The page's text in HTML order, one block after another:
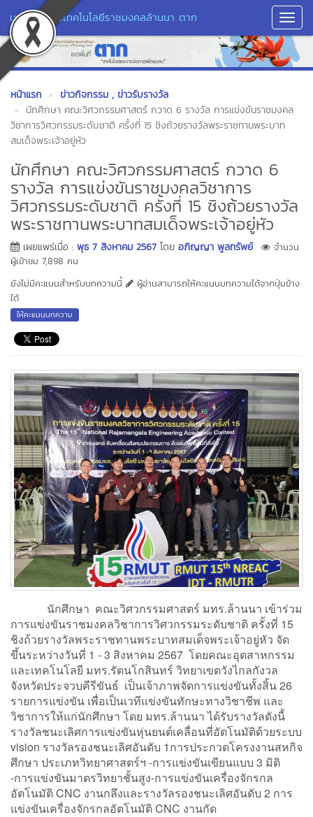
มหาวิทยาลัยเทคโนโลยีราชมงคลล้านนา ตาก
หน้าแรก ข่าวกิจกรรม , ข่าวรับรางวัล
นักศึกษา คณะวิศวกรรมศาสตร์ กวาด 6 รางวัล การแข่งขันราชมงคล
วิชาการวิศวกรรมระดับชาติ ครั้งที่ 15 ชิงถ้วยรางวัลพระราชทานพระบาท
สมเด็จพระเจ้าอยู่หัว
นักศึกษา คณะวิศวกรรมศาสตร์ กวาด 6
รางวัล การแข่งขันราชมงคลวิชาการ
วิศวกรรมระดับชาติ ครั้งที่ 15 ชิงถ้วยรางวัล
พระราชทานพระบาทสมเด็จพระเจ้าอยู่หัว
เผยแพร่เมื่อ : พุธ 7 สิงหาคม 2567 โดย อภิญญา พูลทรัพย์
จำนวน
ผู้เข้าชม 7,898 คน
ยังไม่มีคะแนนสำหรับบทความนี้
ผู้อ่านสามารถให้คะแนนบทความได้จากปุ่มข้าง
ใต้
ให้คะแนนบทความ
นักศึกษา คณะวิศวกรรมศาสตร์ มทร.ล้านนา เข้าร่วม
การแข่งขันราชมงคลวิชาการวิศวกรรมระดับชาติ ครั้งที่ 15
ชิงถ้วยรางวัลพระราชทานพระบาทสมเด็จพระเจ้าอยู่หัว จัด
ขึ้นระหว่างวันที่ 1 - 3 สิงหาคม 2567 โดยคณะอุตสาหกรรม
และเทคโนโลยี มทร.รัตนโกสินทร์ วิทยาเขตวังไกลกังวล
จังหวัดประจวบคีรีขันธ์ เป็นเจ้าภาพจัดการแข่งขันทั้งสิ้น 26
รายการแข่งขัน เพื่อเป็นเวทีแข่งขันทักษะทางวิชาชีพ และ
วิชาการให้แก่นักศึกษา โดย มทร.ล้านนา ได้รับรางวัลดังนี้
รางวัลชนะเลิศการแข่งขันหุ่นยนต์เคลื่อนที่อัตโนมัติด้วยระบบ
vision รางวัลรองชนะเลิศอันดับ 1การประกวดโครงงานสหกิจ
ศึกษา ประเภทวิทยาศาสตร์ฯ -การแข่งขันเขียนแบบ 3 มิติ
-การแข่งขันมาตรวิทยาชั้นสูง-การแข่งขันเครื่องจักรกล
อัตโนมัติ CNC งานกลึงและรางวัลรองชนะเลิศอันดับ 2 การ
แข่งขันเครื่องจักรกลอัตโนมัติ CNC งานกัด